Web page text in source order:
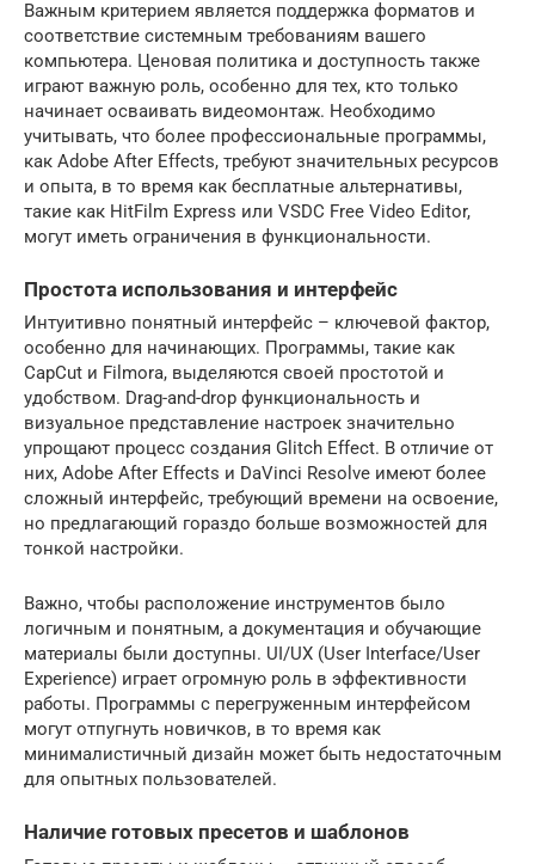
Важным критерием является поддержка форматов и
соответствие системным требованиям вашего
компьютера. Ценовая политика и доступность также
играют важную роль, особенно для тех, кто только
начинает осваивать видеомонтаж. Необходимо
учитывать, что более профессиональные программы,
как Adobe After Effects, требуют значительных ресурсов
и опыта, в то время как бесплатные альтернативы,
такие как HitFilm Express или VSDC Free Video Editor,
могут иметь ограничения в функциональности.
Простота использования и интерфейс
Интуитивно понятный интерфейс – ключевой фактор,
особенно для начинающих. Программы, такие как
CapCut и Filmora, выделяются своей простотой и
удобством. Drag-and-drop функциональность и
визуальное представление настроек значительно
упрощают процесс создания Glitch Effect. В отличие от
них, Adobe After Effects и DaVinci Resolve имеют более
сложный интерфейс, требующий времени на освоение,
но предлагающий гораздо больше возможностей для
тонкой настройки.
Важно, чтобы расположение инструментов было
логичным и понятным, а документация и обучающие
материалы были доступны. UI/UX (User Interface/User
Experience) играет огромную роль в эффективности
работы. Программы с перегруженным интерфейсом
могут отпугнуть новичков, в то время как
минималистичный дизайн может быть недостаточным
для опытных пользователей.
Наличие готовых пресетов и шаблонов